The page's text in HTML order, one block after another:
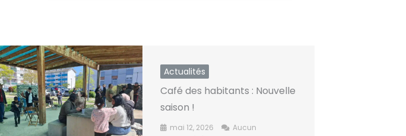
Actualités
Café des habitants : Nouvelle
saison !​
mai 12, 2026
Aucun